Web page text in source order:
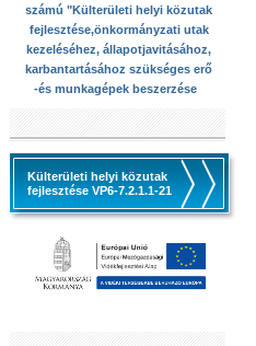
számú "Külterületi helyi közutak
fejlesztése,önkormányzati utak
kezeléséhez, állapotjavitásához,
karbantartásához szükséges erő
-és munkagépek beszerzése
Külterületi helyi közutak
fejlesztése VP6-7.2.1.1-21